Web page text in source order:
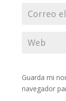
Guarda mi
navegador